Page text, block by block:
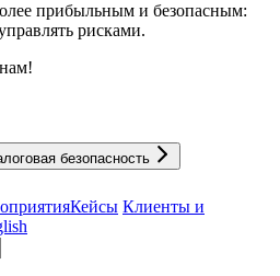
прибыльным и безопасным:
рисками.
безопасность
Кейсы Клиенты и